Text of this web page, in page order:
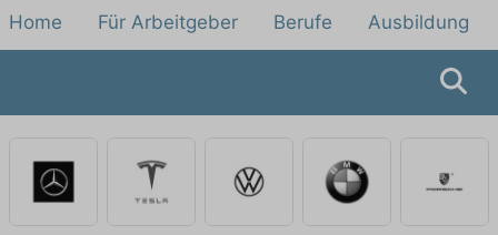
Home Für Arbeitgeber Berufe Ausbildung